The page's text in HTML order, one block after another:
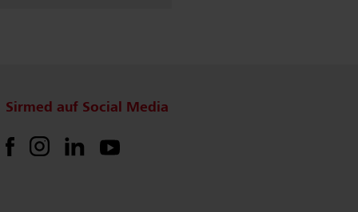
Sirmed auf Social Media
FacebookInstagramLinkedInYouTube